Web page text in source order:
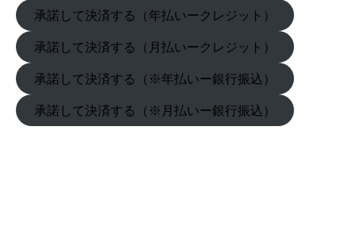
承諾して決済する（年払いークレジット）
承諾して決済する（月払いークレジット）
承諾して決済する（※年払いー銀行振込）
承諾して決済する（※月払いー銀行振込）